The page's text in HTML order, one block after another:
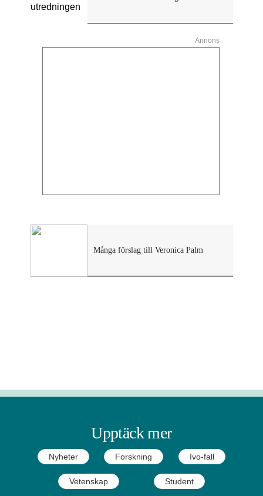
Många förslag till Veronica Palm
Upptäck mer
Nyheter Forskning Ivo-fall
Vetenskap Student
Annons